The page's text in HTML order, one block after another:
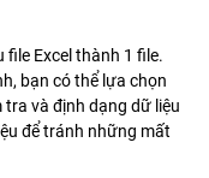
file Excel thành 1 file.
bạn có thể lựa chọn
và định dạng dữ liệu
để tránh những mất